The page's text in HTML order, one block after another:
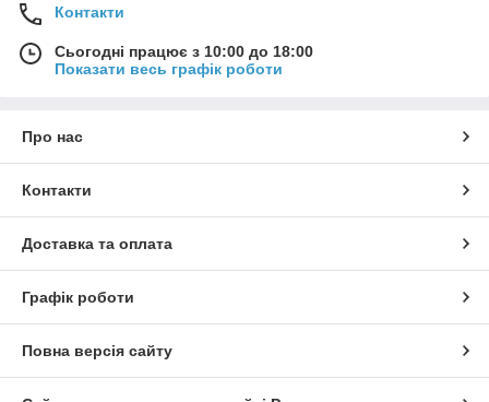
Контакти
Сьогодні працює з 10:00 до 18:00
Показати весь графік роботи
Про нас
Контакти
Доставка та оплата
Графік роботи
Повна версія сайту